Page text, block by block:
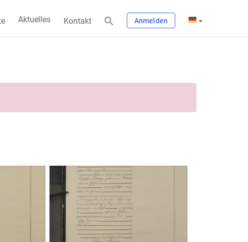
Aktuelles Kontakt Anmelden